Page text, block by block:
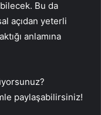
Bu da
açıdan yeterli
anlamına
paylaşabilirsiniz!